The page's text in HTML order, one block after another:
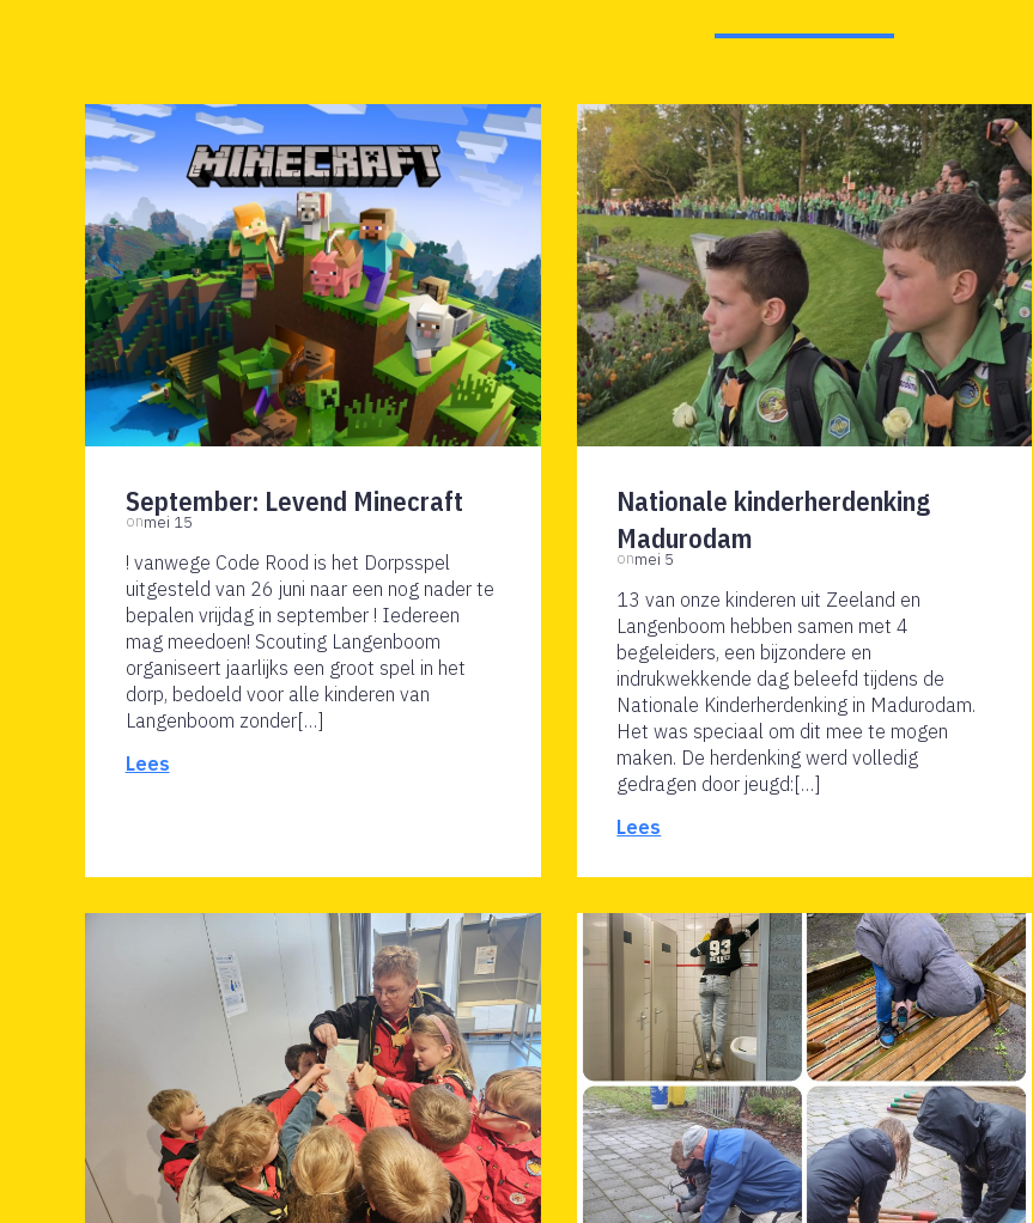
September: Levend Minecraft
onmei 15
! vanwege Code Rood is het Dorpsspel
uitgesteld van 26 juni naar een nog nader te
bepalen vrijdag in september ! Iedereen
mag meedoen! Scouting Langenboom
organiseert jaarlijks een groot spel in het
dorp, bedoeld voor alle kinderen van
Langenboom zonder[…]
Lees
Nationale kinderherdenking
Madurodam
onmei 5
13 van onze kinderen uit Zeeland en
Langenboom hebben samen met 4
begeleiders, een bijzondere en
indrukwekkende dag beleefd tijdens de
Nationale Kinderherdenking in Madurodam.
Het was speciaal om dit mee te mogen
maken. De herdenking werd volledig
gedragen door jeugd:[…]
Lees